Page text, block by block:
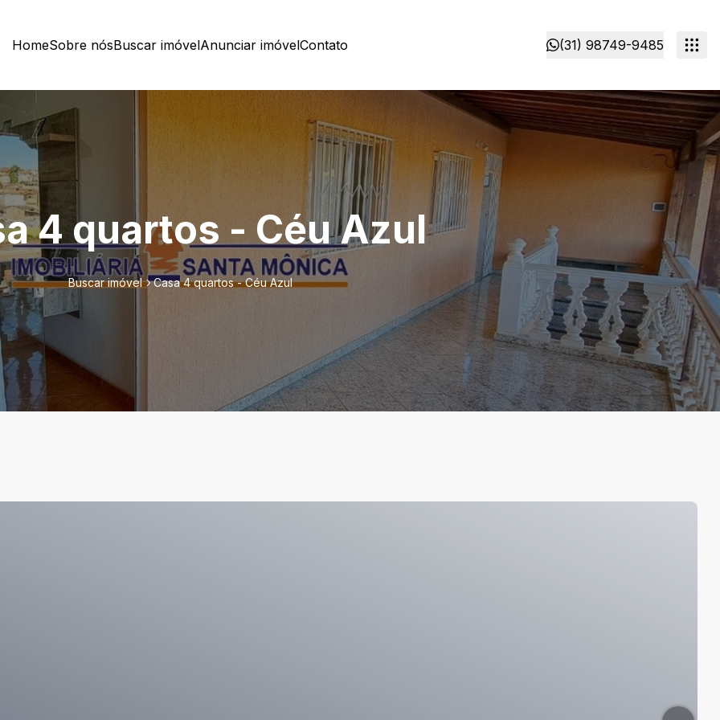
HomeSobre nósBuscar imóvelAnunciar imóvelContato (31) 98749-9485
4 quartos - Céu Azul
Buscar imóvel Casa 4 quartos - Céu Azul